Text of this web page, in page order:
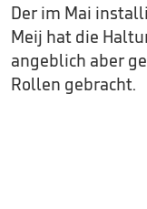
Der im Mai
Meij hat die
angeblich aber
Rollen gebracht.